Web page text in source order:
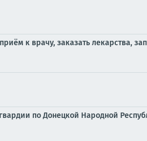
к врачу, заказать лекарства,
по Донецкой Народной